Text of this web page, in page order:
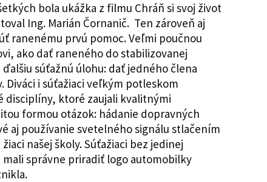
bola ukážka z filmu Chráň si svoj život
Ing. Marián Čornanič. Ten zároveň aj
ranenému prvú pomoc. Veľmi poučnou
ako dať raneného do stabilizovanej
súťažnú úlohu: dať jedného člena
Diváci i súťažiaci veľkým potleskom
disciplíny, ktoré zaujali kvalitnými
formou otázok: hádanie dopravných
aj používanie svetelného signálu stlačením
našej školy. Súťažiaci bez jedinej
správne priradiť logo automobilky